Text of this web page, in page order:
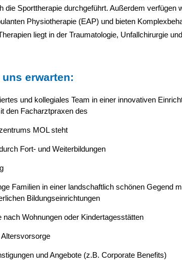
die Sporttherapie durchgeführt. Außerdem verfügen
Physiotherapie (EAP) und bieten
liegt in der Traumatologie, Unfallchirurgie
erwarten:
und kollegiales Team in einer innovativen
den Facharztpraxen des
MOL steht
Fort- und Weiterbildungen
Familien in einer landschaftlich schönen Gegend
Bildungseinrichtungen
Wohnungen oder Kindertagesstätten
und Angebote (z.B. Corporate Benefits)